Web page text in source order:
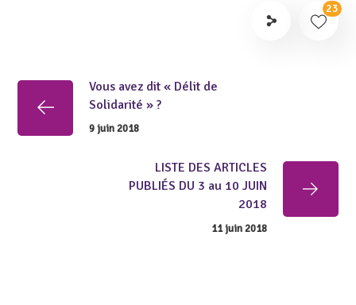
23
Vous avez dit « Délit de
Solidarité » ?
9 juin 2018
LISTE DES ARTICLES
PUBLIÉS DU 3 au 10 JUIN
2018
11 juin 2018